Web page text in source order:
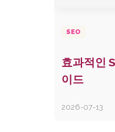
SEO
효과적인
이드
2026-07-13